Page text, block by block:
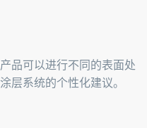
品可以进行不同的表面处
层系统的个性化建议。